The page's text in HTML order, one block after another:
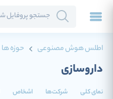
اطلس هوش مصنوعی حوزه ها
داروسازی
نمای کلی شرکت‌ها اشخاص